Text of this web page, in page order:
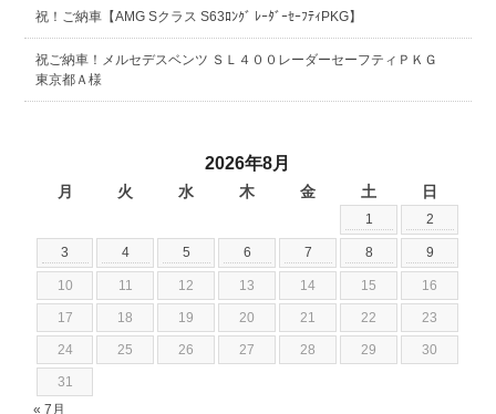
祝！ご納車【AMG Sクラス S63ﾛﾝｸﾞ ﾚｰﾀﾞｰｾｰﾌﾃｨPKG】
祝ご納車！メルセデスベンツ ＳＬ４００レーダーセーフティＰＫＧ
東京都Ａ様
2026年8月
月 火 水 木 金 土 日
1 2
3 4 5 6 7 8 9
10 11 12 13 14 15 16
17 18 19 20 21 22 23
24 25 26 27 28 29 30
31
« 7月